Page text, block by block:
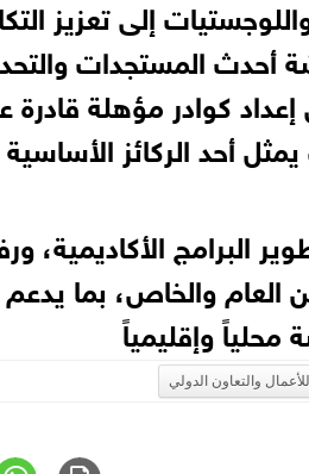
إلى تعزيز
أحدث المستجدات
كوادر مؤهلة قادرة
أحد الركائز الأساسية
البرامج الأكاديمية،
العام والخاص، بما
محلياً وإقليمياً
والتعاون الدولي